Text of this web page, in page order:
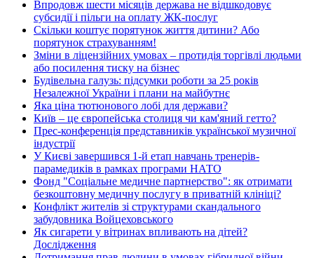
Впродовж шести місяців держава не відшкодовує
субсидії і пільги на оплату ЖК-послуг
Скільки коштує порятунок життя дитини? Або
порятунок страхуванням!
Зміни в ліцензійних умовах – протидія торгівлі людьми
або посилення тиску на бізнес
Будівельна галузь: підсумки роботи за 25 років
Незалежної України і плани на майбутнє
Яка ціна тютюнового лобі для держави?
Київ – це європейська столиця чи кам'яний гетто?
Прес-конференція представників української музичної
індустрії
У Києві завершився 1-й етап навчань тренерів-
парамедиків в рамках програми НАТО
Фонд "Соціальне медичне партнерство": як отримати
безкоштовну медичну послугу в приватній клініці?
Конфлікт жителів зі структурами скандального
забудовника Войцеховського
Як сигарети у вітринах впливають на дітей?
Дослідження